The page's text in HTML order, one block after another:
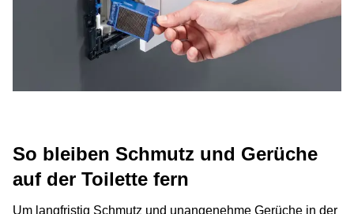
So bleiben Schmutz und Gerüche
auf der Toilette fern
Um langfristig Schmutz und unangenehme Gerüche in der